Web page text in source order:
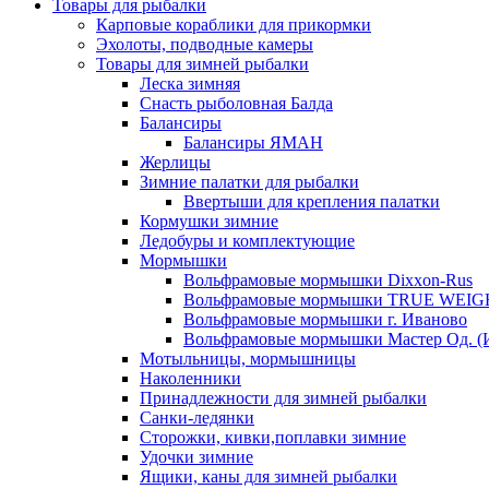
Товары для рыбалки
Карповые кораблики для прикормки
Эхолоты, подводные камеры
Товары для зимней рыбалки
Леска зимняя
Снасть рыболовная Балда
Балансиры
Балансиры ЯМАН
Жерлицы
Зимние палатки для рыбалки
Ввертыши для крепления палатки
Кормушки зимние
Ледобуры и комплектующие
Мормышки
Вольфрамовые мормышки Dixxon-Rus
Вольфрамовые мормышки TRUE
Вольфрамовые мормышки г. Иваново
Вольфрамовые мормышки Мастер Од.
Мотыльницы, мормышницы
Наколенники
Принадлежности для зимней рыбалки
Санки-ледянки
Сторожки, кивки,поплавки зимние
Удочки зимние
Ящики, каны для зимней рыбалки